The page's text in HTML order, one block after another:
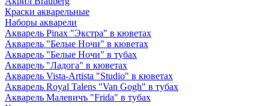
Краски акварельные
Наборы акварели
Акварель Pinax "Экстра" в кюветах
Акварель "Белые Ночи" в кюветах
Акварель "Белые Ночи" в тубах
Акварель "Ладога" в кюветах
Акварель Vista-Artista "Studio" в кюветах
Акварель Royal Talens "Van Gogh" в тубах
Акварель Малевичъ "Frida" в тубах